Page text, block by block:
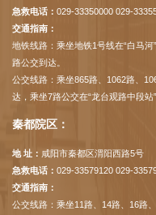
急救电话： 029-33350000 029-
交通指南：
地铁线路：乘坐地铁1号线在“白马
路公交到达。
公交线路：乘坐865路、1062路、
达，乘坐7路公交在“龙台观路中段
秦都院区：
地 址： 咸阳市秦都区渭阳西路5号
急救电话： 029-33579120 029-
交通指南：
公交线路：乘坐11路、14路、16路